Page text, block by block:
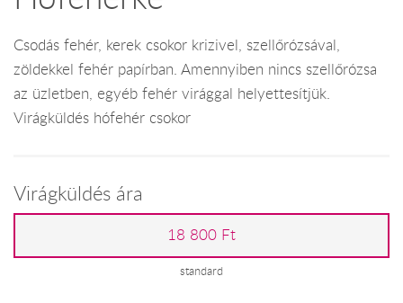
Csodás fehér, kerek csokor krizivel, szellőrózsával,
zöldekkel fehér papírban. Amennyiben nincs szellőrózsa
az üzletben, egyéb fehér virággal helyettesítjük.
Virágküldés hófehér csokor
Virágküldés ára
18 800 Ft
standard